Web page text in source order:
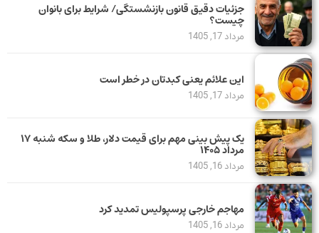
جزئیات دقیق قانون بازنشستگی/ شرایط برای بانوان
چیست؟
مرداد 17, 1405
این علائم یعنی کبدتان در خطر است
مرداد 17, 1405
یک پیش ‌بینی مهم برای قیمت دلار، طلا و سکه شنبه ۱۷
مرداد ۱۴۰۵
مرداد 16, 1405
مهاجم خارجی پرسپولیس تمدید کرد
مرداد 16, 1405